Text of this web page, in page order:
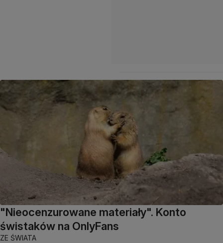
"Nieocenzurowane materiały". Konto
świstaków na OnlyFans
ZE ŚWIATA